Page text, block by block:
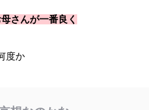
さんが一番良く
度か